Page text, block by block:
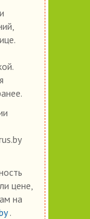
цене,
на
.